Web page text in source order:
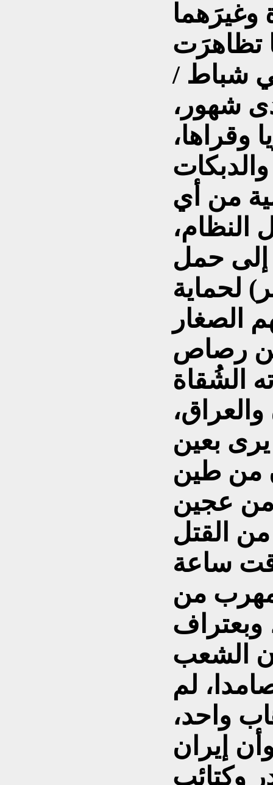
تظاهرَت
شباط /
على مدى شهور،
من أي
النظام،
إلى حمل
لحماية
الصغار
من رصاص
الشُقاة
بعين
من طين
القتل
ساعة
مهرب من
وبعتراف
الشعب
لم
واحد،
إيران
وكتائب